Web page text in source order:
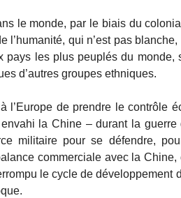
le monde, par le biais du
l’humanité, qui n’est pas
pays les plus peuplés du monde,
d’autres groupes ethniques.
l’Europe de prendre le contrôle
la Chine – durant la guerre
militaire pour se défendre,
commerciale avec la
le cycle de développement